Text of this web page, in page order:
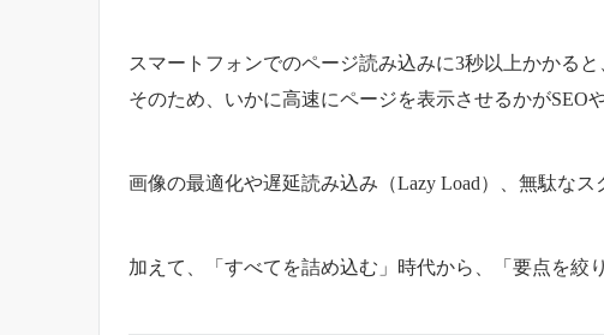
スマートフォンでのページ読み込みに3秒以上かかると
そのため、いかに高速にページを表示させるかがSEO
画像の最適化や遅延読み込み（Lazy Load）、無駄な
加えて、「すべてを詰め込む」時代から、「要点を絞